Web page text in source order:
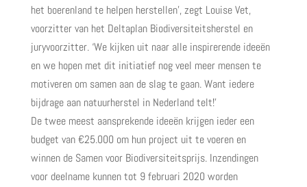
het boerenland te helpen herstellen’, zegt Louise Vet,
voorzitter van het Deltaplan Biodiversiteitsherstel en
juryvoorzitter. ‘We kijken uit naar alle inspirerende ideeën
en we hopen met dit initiatief nog veel meer mensen te
motiveren om samen aan de slag te gaan. Want iedere
bijdrage aan natuurherstel in Nederland telt!’
De twee meest aansprekende ideeën krijgen ieder een
budget van €25.000 om hun project uit te voeren en
winnen de Samen voor Biodiversiteitsprijs. Inzendingen
voor deelname kunnen tot 9 februari 2020 worden